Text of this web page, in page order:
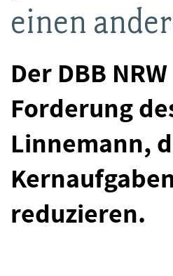
einen
Der DBB
Forderung
Linnemann,
reduzieren.